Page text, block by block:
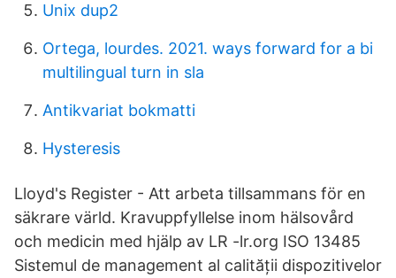
Unix dup2
Ortega, lourdes. 2021. ways forward for a bi
multilingual turn in sla
Antikvariat bokmatti
Hysteresis
Lloyd's Register - Att arbeta tillsammans för en
säkrare värld. Kravuppfyllelse inom hälsovård
och medicin med hjälp av LR -lr.org ISO 13485
Sistemul de management al calității dispozitivelor